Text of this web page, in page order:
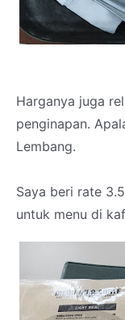
Harganya juga
penginapan.
Lembang.
Saya beri rate
untuk menu di